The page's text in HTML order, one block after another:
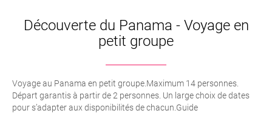
Découverte du Panama - Voyage en
petit groupe
Voyage au Panama en petit groupe.Maximum 14 personnes.
Départ garantis à partir de 2 personnes. Un large choix de dates
pour s’adapter aux disponibilités de chacun.Guide